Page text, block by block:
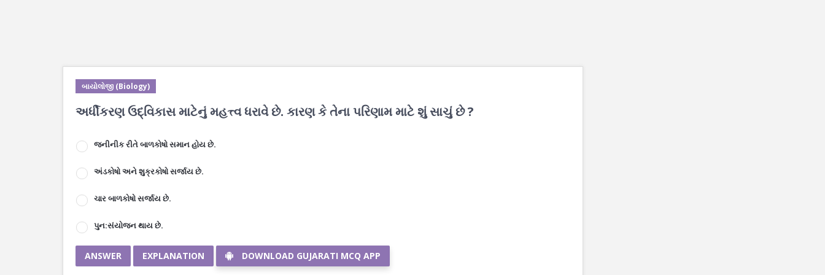
બાયોલોજી (Biology)
અર્ધીકરણ ઉદ્વિકાસ માટેનું મહત્ત્વ ધરાવે છે. કારણ કે તેના પરિણામ માટે શું સાચું છે ?
જનીનીક રીતે બાળકોષો સમાન હોય છે.
અંડકોષો અને શુક્રકોષો સર્જાય છે.
ચાર બાળકોષો સર્જાય છે.
પુન:સંયોજન થાય છે.
ANSWER EXPLANATION DOWNLOAD GUJARATI MCQ APP